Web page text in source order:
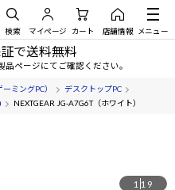
検索 マイページ カート 店舗情報 メニュー
で送料無料
ページにてご確認ください。
ミングPC）
デスクトップPC
NEXTGEAR JG-A7G6T（ホワイト）
1 19